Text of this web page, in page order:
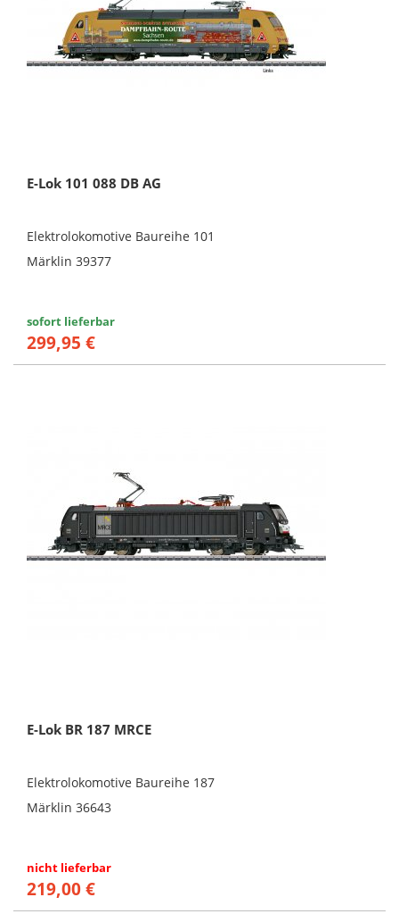
E-Lok 101 088 DB AG
Elektrolokomotive Baureihe 101
Märklin 39377
sofort lieferbar
299,95 €
E-Lok BR 187 MRCE
Elektrolokomotive Baureihe 187
Märklin 36643
nicht lieferbar
219,00 €